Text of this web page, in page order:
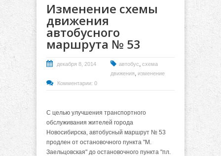
Изменение схемы
движения
автобусного
маршрута № 53
декабря 8, 2014 автобус, схема
движения, изменение
Комментарии: 0
С целью улучшения транспортного
обслуживания жителей города
Новосибирска, автобусный маршрут № 53
продлен от остановочного пункта "М.
Заельцовская" до остановочного пункта "пл.